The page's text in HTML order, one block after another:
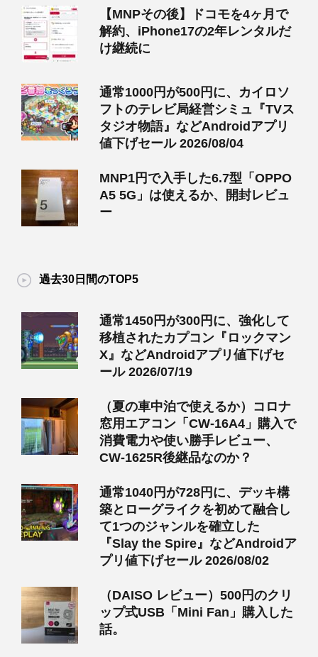
【MNPその後】ドコモを4ヶ月で
解約、iPhone17の2年レンタルだ
け継続に
通常1000円が500円に、カイロソ
フトのテレビ局経営シミュ『TVス
タジオ物語』などAndroidアプリ
値下げセール 2026/08/04
MNP1円で入手した6.7型「OPPO
A5 5G」は使えるか、開封レビュ
ー
過去30日間のTOP5
通常1450円が300円に、強化して
移植されたカプコン『ロックマン
X』などAndroidアプリ値下げセ
ール 2026/07/19
（夏の車中泊で使えるか）コロナ
窓用エアコン「CW-16A4」購入で
消費電力や使い勝手レビュー、
CW-1625R後継品なのか？
通常1040円が728円に、デッキ構
築とローグライクを初めて融合し
て1つのジャンルを確立した
『Slay the Spire』などAndroidア
プリ値下げセール 2026/08/02
（DAISO レビュー）500円のクリ
ップ式USB「Mini Fan」購入した
話。